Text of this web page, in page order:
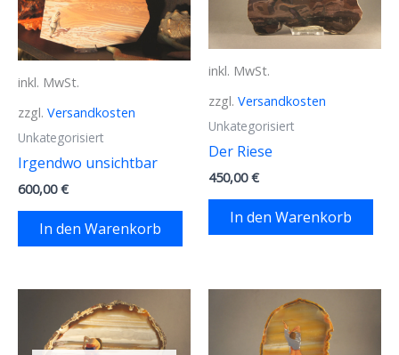
inkl. MwSt.
zzgl. Versandkosten
Unkategorisiert
Irgendwo unsichtbar
600,00€
In den Warenkorb
inkl. MwSt.
zzgl. Versandkosten
Unkategorisiert
Der Riese
450,00€
In den Warenkorb